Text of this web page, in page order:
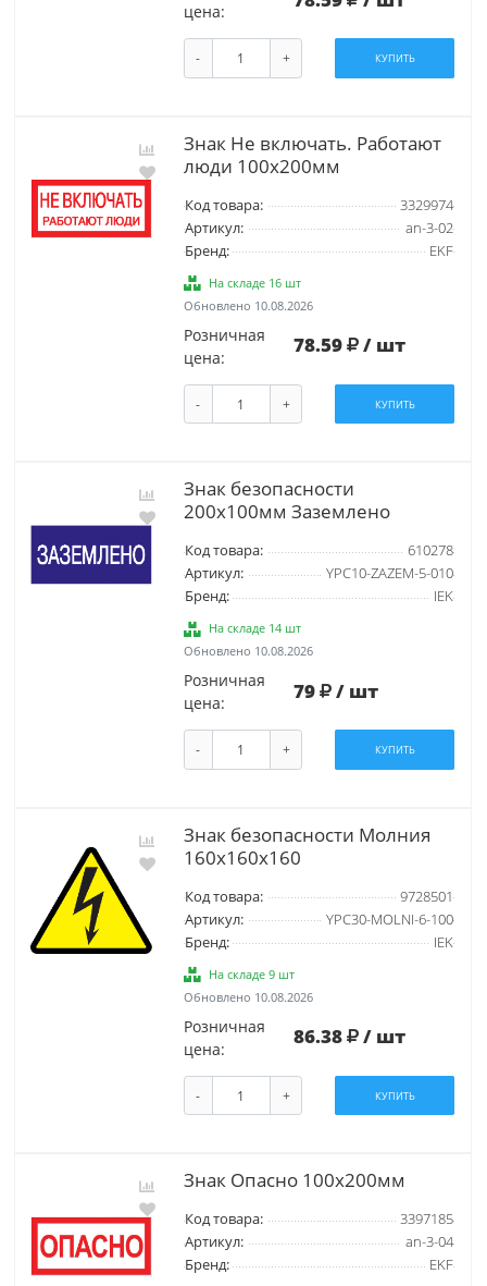
цена:
- + КУПИТЬ
Знак Не включать. Работают
люди 100х200мм
Код товара:
3329974
Артикул:
an-3-02
Бренд:
EKF
На складе 16 шт
Обновлено 10.08.2026
Розничная
цена:
78.59 / шт
- + КУПИТЬ
Знак безопасности
200х100мм Заземлено
Код товара:
610278
Артикул:
YPC10-ZAZEM-5-010
Бренд:
IEK
На складе 14 шт
Обновлено 10.08.2026
Розничная
цена:
79 / шт
- + КУПИТЬ
Знак безопасности Молния
160x160x160
Код товара:
9728501
Артикул:
YPC30-MOLNI-6-100
Бренд:
IEK
На складе 9 шт
Обновлено 10.08.2026
Розничная
цена:
86.38 / шт
- + КУПИТЬ
Знак Опасно 100х200мм
Код товара:
3397185
Артикул:
an-3-04
Бренд:
EKF